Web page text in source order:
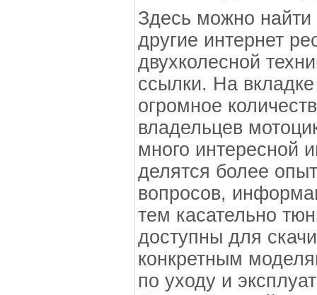
Здесь можно
другие интернет
двухколесной
ссылки. На
огромное
владельцев
много интересной
делятся более
вопросов,
тем касательно
доступны для
конкретным
по уходу и